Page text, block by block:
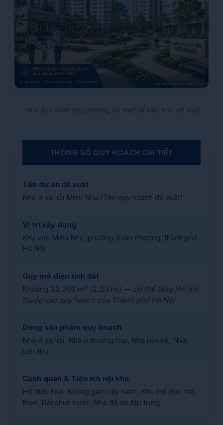
THÔNG SỐ QUY HOẠCH CHI TIẾT
Tên dự án đề xuất
Nhà ở xã hội Miêu Nha (Tên quy hoạch đề xuất)
Vị trí xây dựng
Khu vực Miêu Nha, phường Xuân Phương, thành phố
Hà Nội
Quy mô diện tích đất
Khoảng 22.300 m² (2,23 ha) — có thể tăng lên tùy
thuộc vào quy hoạch của Thành phố Hà Nội
Dòng sản phẩm quy hoạch
Nhà ở xã hội, Nhà ở thương mại, Nhà liền kề, Nhà
biệt thự
Cảnh quan & Tiện ích nội khu
Hồ điều hòa, Không gian cây xanh, Khu thể dục thể
thao, Đài phun nước, Nhà để xe tập trung